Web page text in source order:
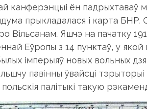
канферэнцыі ён падрыхтаваў
прыкладалася і карта БНР.
Вільсанам. Яшчэ на пачатку
Еўропы з 14 пунктаў, у
імперыяў новых вольных
павінны ўвайсці тэрыторыі
палітыкі такую